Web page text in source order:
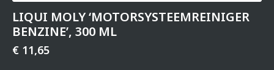
LIQUI MOLY ‘MOTOR­SYS­TEEM­REI­NIGER
BENZINE’, 300 ML
€ 11,65